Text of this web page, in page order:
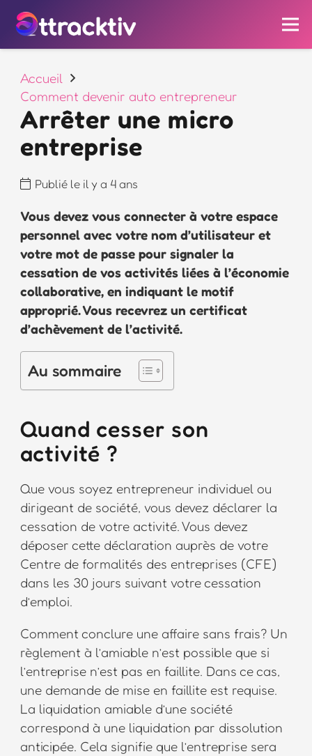
Accueil
Comment devenir auto entrepreneur
Arrêter une micro
entreprise
Publié le il y a 4 ans
Vous devez vous connecter à votre espace
personnel avec votre nom d’utilisateur et
votre mot de passe pour signaler la
cessation de vos activités liées à l’économie
collaborative, en indiquant le motif
approprié. Vous recevrez un certificat
d’achèvement de l’activité.
Au sommaire
Quand cesser son
activité ?
Que vous soyez entrepreneur individuel ou
dirigeant de société, vous devez déclarer la
cessation de votre activité. Vous devez
déposer cette déclaration auprès de votre
Centre de formalités des entreprises (CFE)
dans les 30 jours suivant votre cessation
d’emploi.
Comment conclure une affaire sans frais? Un
règlement à l’amiable n’est possible que si
l’entreprise n’est pas en faillite. Dans ce cas,
une demande de mise en faillite est requise.
La liquidation amiable d’une société
correspond à une liquidation par dissolution
anticipée. Cela signifie que l’entreprise sera